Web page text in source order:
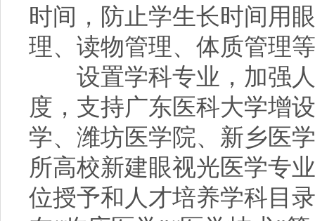
时间，防止学生长时间用
理、读物管理、体质管理
设置学科专业，加强人
度，支持广东医科大学增
学、潍坊医学院、新乡医
所高校新建眼视光医学专
位授予和人才培养学科目